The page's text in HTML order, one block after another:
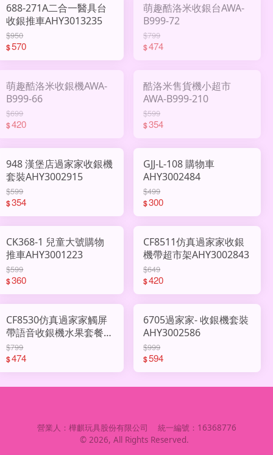
688-271A二合一醫具台
收銀推車AHY3013235
$950
$570
萌趣酷洛米收銀台AWA-
B999-72
$799
$474
萌趣酷洛米收銀機AWA-
B999-66
$699
$420
酷洛米售貨機小超市
AWA-B999-210
$599
$354
948 漢堡店過家家收銀機
套裝AHY3002915
$599
$354
GJJ-L-108 購物車
AHY3002484
$499
$300
CK368-1 兒童大號購物
推車AHY3001223
$599
$360
CF8511仿真過家家收銀
機帶超市架AHY3002843
$649
$420
CF8530仿真過家家觸屏
帶語音收銀機水果套餐
AHY3002691
$799
$474
6705過家家- 收銀機套裝
AHY3002586
$999
$594
營業人： 樺麒玩具股份有限公司 統一編號： 16368776
© 2026, All Rights Reserved.